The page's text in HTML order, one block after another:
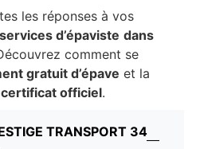
les réponses à vos
services d’épaviste dans
comment se
gratuit d’épave et la
certificat officiel.
TRANSPORT 34